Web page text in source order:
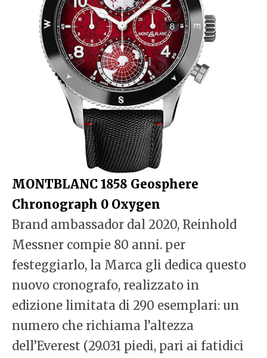
MONTBLANC 1858 Geosphere
Chronograph 0 Oxygen
Brand ambassador dal 2020, Reinhold
Messner compie 80 anni. per
festeggiarlo, la Marca gli dedica questo
nuovo cronografo, realizzato in
edizione limitata di 290 esemplari: un
numero che richiama l’altezza
dell’Everest (29.031 piedi, pari ai fatidici